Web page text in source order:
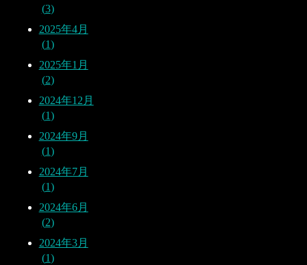
3
2025年4月
1
2025年1月
2
2024年12月
1
2024年9月
1
2024年7月
1
2024年6月
2
2024年3月
1